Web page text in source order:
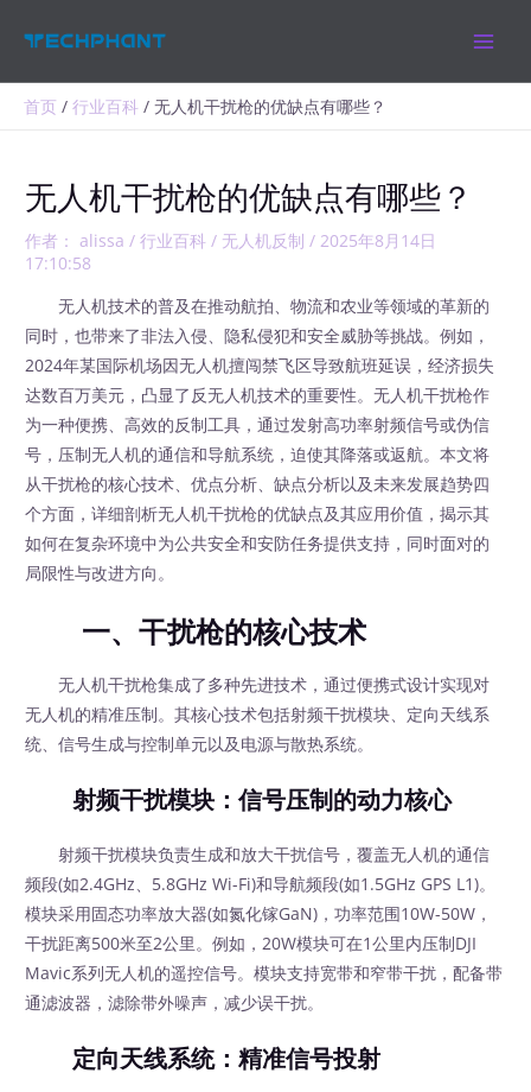
首页 行业百科 无人机干扰枪的优缺点有哪些？
无人机干扰枪的优缺点有哪些？
作者： alissa/行业百科 / 无人机反制 /2025年8月14日
17:10:58
无人机技术的普及在推动航拍、物流和农业等领域的革新的
同时，也带来了非法入侵、隐私侵犯和安全威胁等挑战。例如，
2024年某国际机场因无人机擅闯禁飞区导致航班延误，经济损失
达数百万美元，凸显了反无人机技术的重要性。无人机干扰枪作
为一种便携、高效的反制工具，通过发射高功率射频信号或伪信
号，压制无人机的通信和导航系统，迫使其降落或返航。本文将
从干扰枪的核心技术、优点分析、缺点分析以及未来发展趋势四
个方面，详细剖析无人机干扰枪的优缺点及其应用价值，揭示其
如何在复杂环境中为公共安全和安防任务提供支持，同时面对的
局限性与改进方向。
一、干扰枪的核心技术
无人机干扰枪集成了多种先进技术，通过便携式设计实现对
无人机的精准压制。其核心技术包括射频干扰模块、定向天线系
统、信号生成与控制单元以及电源与散热系统。
射频干扰模块：信号压制的动力核心
射频干扰模块负责生成和放大干扰信号，覆盖无人机的通信
频段(如2.4GHz、5.8GHz Wi-Fi)和导航频段(如1.5GHz GPS L1)。
模块采用固态功率放大器(如氮化镓GaN)，功率范围10W-50W，
干扰距离500米至2公里。例如，20W模块可在1公里内压制DJI
Mavic系列无人机的遥控信号。模块支持宽带和窄带干扰，配备带
通滤波器，滤除带外噪声，减少误干扰。
定向天线系统：精准信号投射